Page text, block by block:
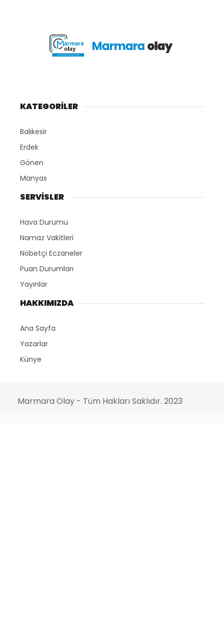
KATEGORİLER
Balıkesir
Erdek
Gönen
Manyas
SERVİSLER
Hava Durumu
Namaz Vakitleri
Nöbetçi Eczaneler
Puan Durumları
Yayınlar
HAKKIMIZDA
Ana Sayfa
Yazarlar
Künye
Marmara Olay - Tüm Hakları Saklıdır. 2023